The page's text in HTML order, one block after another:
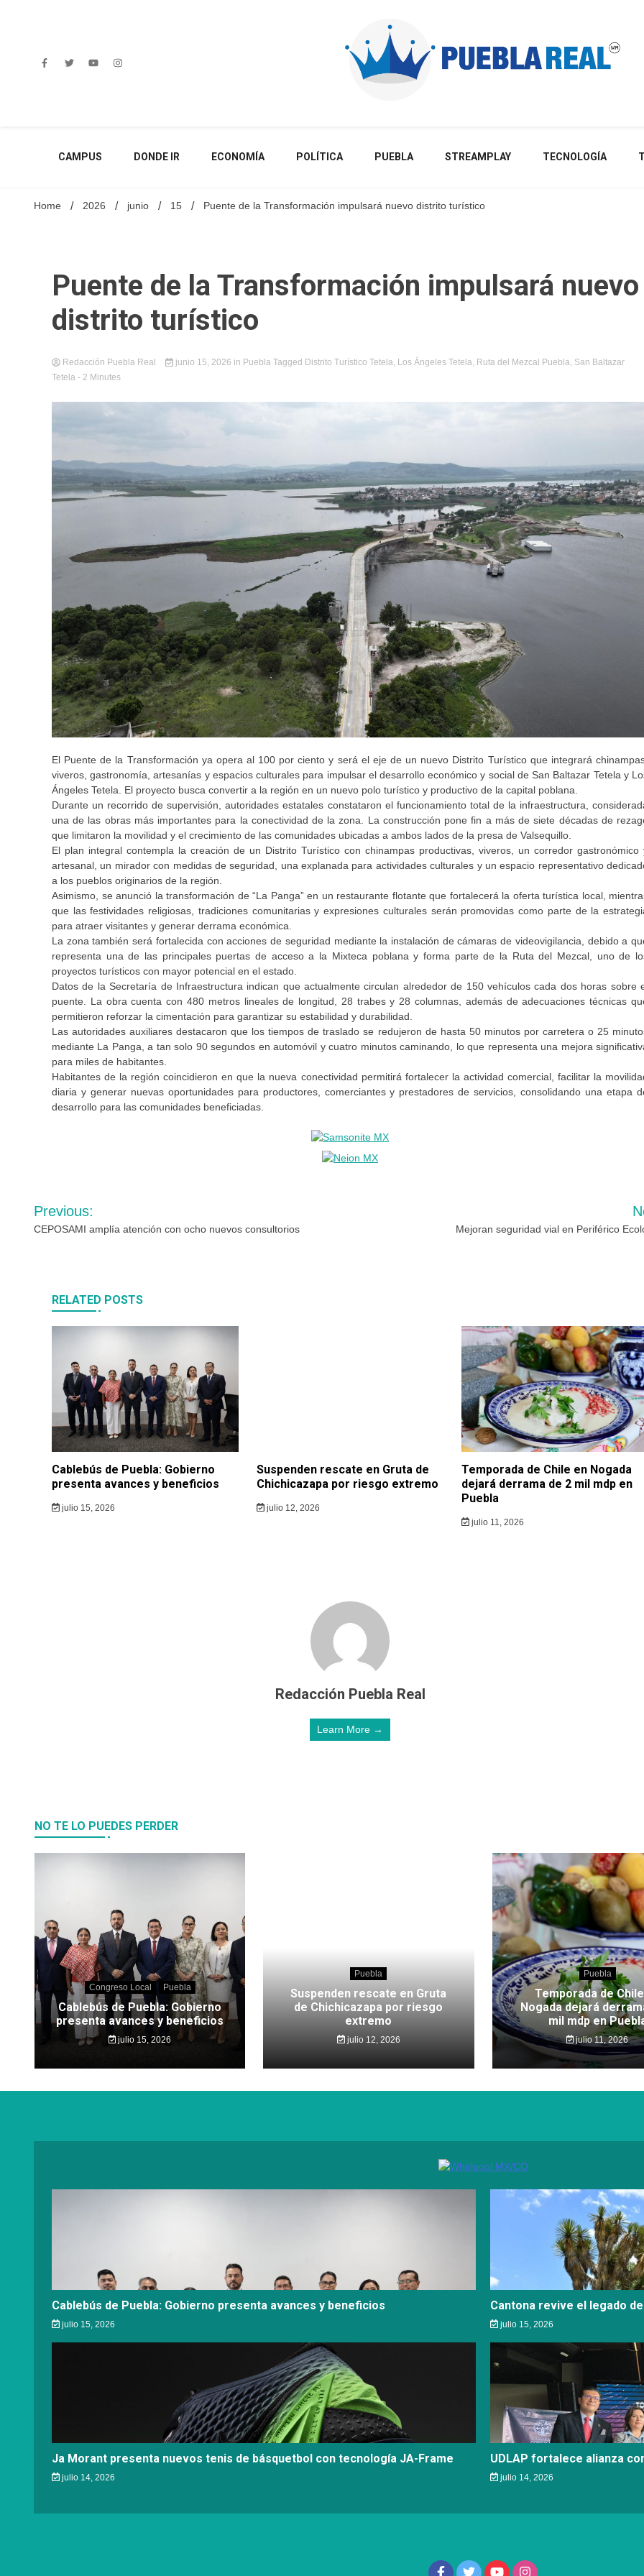
CAMPUS DONDE IR ECONOMÍA POLÍTICA PUEBLA STREAMPLAY TECNOLOGÍA
Home 2026 junio 15 Puente de la Transformación impulsará nuevo distrito turístico
Puente de la Transformación impulsará nuevo
distrito turístico
Redacción Puebla Real junio 15, 2026 in Puebla Tagged Distrito Turístico Tetela, Los Ángeles Tetela, Ruta del Mezcal Puebla, San Baltazar
Tetela - 2 Minutes
El Puente de la Transformación ya opera al 100 por ciento y será el eje de un nuevo Distrito Turístico que integrará
viveros, gastronomía, artesanías y espacios culturales para impulsar el desarrollo económico y social de San Baltazar Tetela y
Ángeles Tetela. El proyecto busca convertir a la región en un nuevo polo turístico y productivo de la capital poblana.
Durante un recorrido de supervisión, autoridades estatales constataron el funcionamiento total de la infraestructura,
una de las obras más importantes para la conectividad de la zona. La construcción pone fin a más de siete décadas de
que limitaron la movilidad y el crecimiento de las comunidades ubicadas a ambos lados de la presa de Valsequillo.
El plan integral contempla la creación de un Distrito Turístico con chinampas productivas, viveros, un corredor gastronómico
artesanal, un mirador con medidas de seguridad, una explanada para actividades culturales y un espacio representativo
a los pueblos originarios de la región.
Asimismo, se anunció la transformación de “La Panga” en un restaurante flotante que fortalecerá la oferta turística local,
que las festividades religiosas, tradiciones comunitarias y expresiones culturales serán promovidas como parte de la
para atraer visitantes y generar derrama económica.
La zona también será fortalecida con acciones de seguridad mediante la instalación de cámaras de videovigilancia, debido a
representa una de las principales puertas de acceso a la Mixteca poblana y forma parte de la Ruta del Mezcal, uno de
proyectos turísticos con mayor potencial en el estado.
Datos de la Secretaría de Infraestructura indican que actualmente circulan alrededor de 150 vehículos cada dos horas sobre
puente. La obra cuenta con 480 metros lineales de longitud, 28 trabes y 28 columnas, además de adecuaciones técnicas
permitieron reforzar la cimentación para garantizar su estabilidad y durabilidad.
Las autoridades auxiliares destacaron que los tiempos de traslado se redujeron de hasta 50 minutos por carretera o 25
mediante La Panga, a tan solo 90 segundos en automóvil y cuatro minutos caminando, lo que representa una mejora
para miles de habitantes.
Habitantes de la región coincidieron en que la nueva conectividad permitirá fortalecer la actividad comercial, facilitar la
diaria y generar nuevas oportunidades para productores, comerciantes y prestadores de servicios, consolidando una etapa
desarrollo para las comunidades beneficiadas.
Navegación
de
Previous:
CEPOSAMI amplía atención con ocho nuevos consultorios Mejoran seguridad vial en Periférico
RELATED POSTS
Cablebús de Puebla: Gobierno
presenta avances y beneficios
julio 15, 2026
Suspenden rescate en Gruta de
Chichicazapa por riesgo extremo
julio 12, 2026
Temporada de Chile en Nogada
dejará derrama de 2 mil mdp en
Puebla
julio 11, 2026
Redacción Puebla Real
Learn More →
NO TE LO PUEDES PERDER
Congreso Local Puebla
Cablebús de Puebla: Gobierno
presenta avances y beneficios
julio 15, 2026
Puebla
Suspenden rescate en Gruta
de Chichicazapa por riesgo
extremo
julio 12, 2026
Puebla
Temporada de
Nogada dejará
mil mdp en
julio 11, 2026
Cablebús de Puebla: Gobierno presenta avances y beneficios
julio 15, 2026
Cantona revive el legado
julio 15, 2026
Ja Morant presenta nuevos tenis de básquetbol con tecnología JA-Frame
julio 14, 2026
UDLAP fortalece alianza
julio 14, 2026